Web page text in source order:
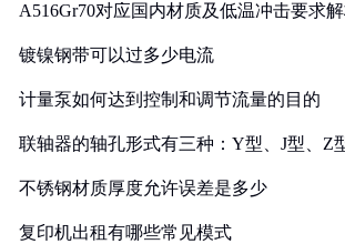
A516Gr70对应国内材质及低温冲击要求
镀镍钢带可以过多少电流
计量泵如何达到控制和调节流量的目的
联轴器的轴孔形式有三种：Y型、J型、Z
不锈钢材质厚度允许误差是多少
复印机出租有哪些常见模式